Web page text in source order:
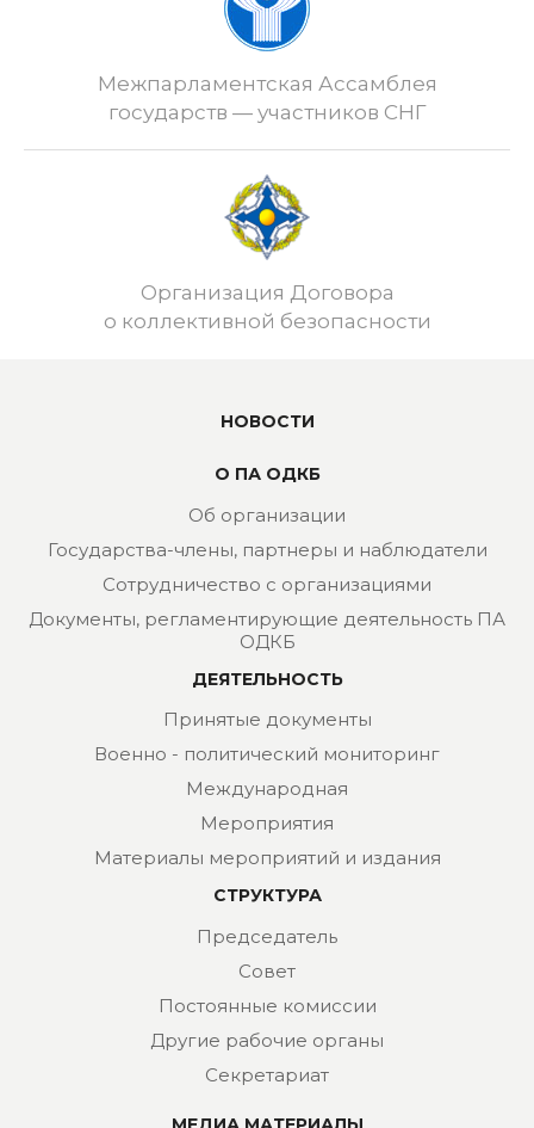
Межпарламентская Ассамблея
государств — участников СНГ
Организация Договора
о коллективной безопасности
НОВОСТИ
О ПА ОДКБ
Об организации
Государства-члены, партнеры и наблюдатели
Сотрудничество с организациями
Документы, регламентирующие деятельность ПА
ОДКБ
ДЕЯТЕЛЬНОСТЬ
Принятые документы
Военно - политический мониторинг
Международная
Мероприятия
Материалы мероприятий и издания
СТРУКТУРА
Председатель
Совет
Постоянные комиссии
Другие рабочие органы
Секретариат